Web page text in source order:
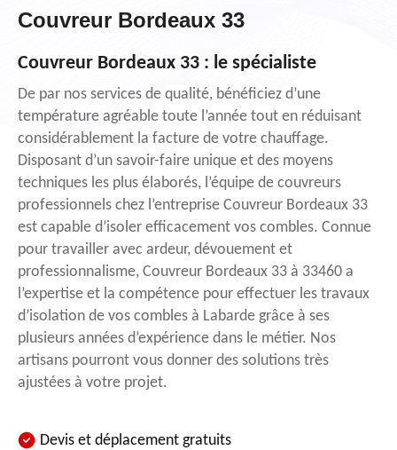
Couvreur Bordeaux 33
Couvreur Bordeaux 33 : le spécialiste
De par nos services de qualité, bénéficiez d’une
température agréable toute l’année tout en réduisant
considérablement la facture de votre chauffage.
Disposant d’un savoir-faire unique et des moyens
techniques les plus élaborés, l’équipe de couvreurs
professionnels chez l’entreprise Couvreur Bordeaux 33
est capable d’isoler efficacement vos combles. Connue
pour travailler avec ardeur, dévouement et
professionnalisme, Couvreur Bordeaux 33 à 33460 a
l’expertise et la compétence pour effectuer les travaux
d’isolation de vos combles à Labarde grâce à ses
plusieurs années d’expérience dans le métier. Nos
artisans pourront vous donner des solutions très
ajustées à votre projet.
Devis et déplacement gratuits